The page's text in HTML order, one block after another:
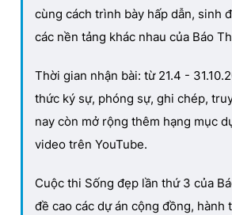
cùng cách trình bày hấp dẫn, sinh
các nền tảng khác nhau của Báo
Thời gian nhận bài: từ 21.4 -
thức ký sự, phóng sự, ghi chép,
nay còn mở rộng thêm hạng mục
video trên YouTube.
Cuộc thi Sống đẹp lần thứ 3 của
đề cao các dự án cộng đồng, hành